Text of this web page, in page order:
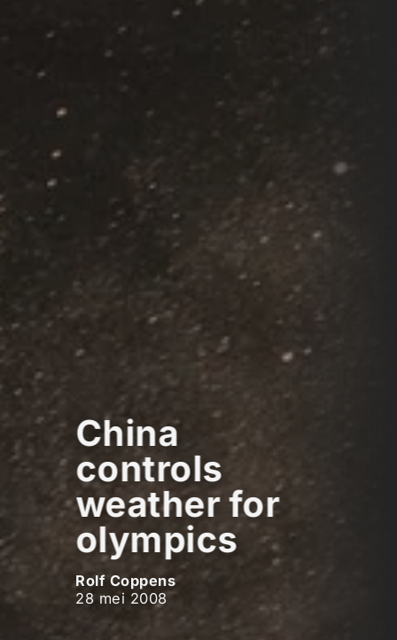
China
controls
weather for
olympics
Rolf Coppens
28 mei 2008